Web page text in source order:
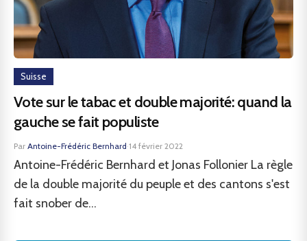
Suisse
Vote sur le tabac et double majorité: quand la
gauche se fait populiste
Par Antoine-Frédéric Bernhard·14 février 2022
Antoine-Frédéric Bernhard et Jonas Follonier La règle
de la double majorité du peuple et des cantons s'est
fait snober de...